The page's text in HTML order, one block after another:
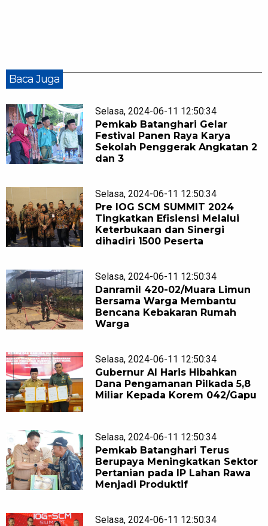
Baca Juga
Selasa, 2024-06-11 12:50:34
Pemkab Batanghari Gelar
Festival Panen Raya Karya
Sekolah Penggerak Angkatan 2
dan 3
Selasa, 2024-06-11 12:50:34
Pre IOG SCM SUMMIT 2024
Tingkatkan Efisiensi Melalui
Keterbukaan dan Sinergi
dihadiri 1500 Peserta
Selasa, 2024-06-11 12:50:34
Danramil 420-02/Muara Limun
Bersama Warga Membantu
Bencana Kebakaran Rumah
Warga
Selasa, 2024-06-11 12:50:34
Gubernur Al Haris Hibahkan
Dana Pengamanan Pilkada 5,8
Miliar Kepada Korem 042/Gapu
Selasa, 2024-06-11 12:50:34
Pemkab Batanghari Terus
Berupaya Meningkatkan Sektor
Pertanian pada IP Lahan Rawa
Menjadi Produktif
Selasa, 2024-06-11 12:50:34